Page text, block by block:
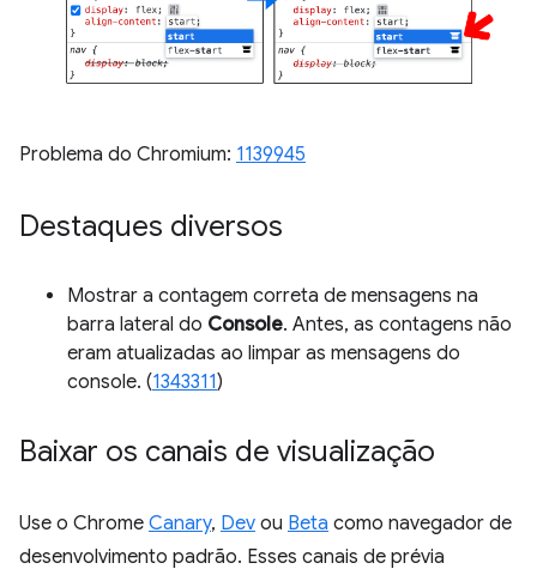
Problema do Chromium: 1139945
Destaques diversos
Mostrar a contagem correta de mensagens na
barra lateral do Console. Antes, as contagens não
eram atualizadas ao limpar as mensagens do
console. (1343311)
Baixar os canais de visualização
Use o Chrome Canary, Dev ou Beta como navegador de
desenvolvimento padrão. Esses canais de prévia